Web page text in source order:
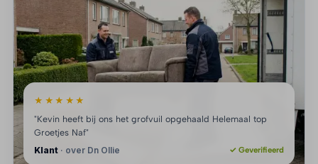
★★★★★
"Kevin heeft bij ons het grofvuil opgehaald Helemaal top
Groetjes Naf"
Klant · over Dn Ollie ✓ Geverifieerd